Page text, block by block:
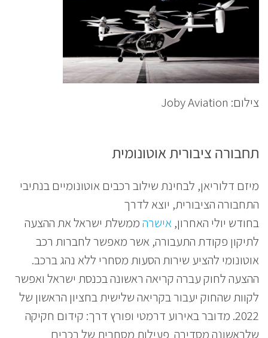
צילום: Joby Aviation
תחבורה ציבורית אוטונומית
מיזם דלוריאן, לבחינת שילוב רכבים אוטונומיים בנתיבי
התחבורה הציבורית, יוצא לדרך
בחודש יולי האחרון, אישרהממשלת ישראל את ההצעה
לתיקון פקודת התעבורה, אשר מאפשר לחברות רכב
אוטונומי להציע שירות הסעות מסחרי ללא נהג ברכב.
ההצעה לחוק עברה קריאה ראשונה בכנסת ישראל ואפשר
לקוות שהחוק יעבור בקריאה שלישית בחציון הראשון של
2022. מדובר באירוע דרמטי ופורץ דרך: קידום חקיקה
שלראשונה מסדירה פעילות מסחרית של רכבים